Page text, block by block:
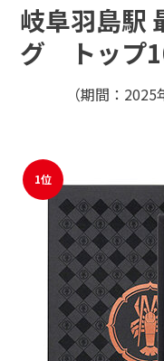
モバイルオ
お問い合わ
駅ナカみやげやこだわ
楽天市場
特産品や名産品たちを
イトです。
岐阜羽島駅
グ トップ
（期間：
1位